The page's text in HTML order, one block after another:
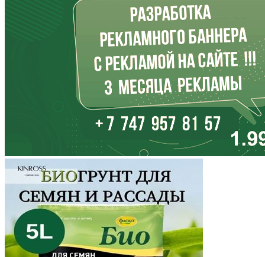
Иркутская область
Кабардино-Балкария
Калининградская область
Калмыкия
Калужская область
Камчатский край
Карачаево-Черкесия
Карелия
Кемеровская область
Кировская область
Коми